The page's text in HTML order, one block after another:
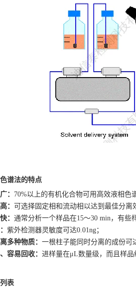
谱法的特点
： 70%以上的有机化合物可用高效液相色
：
可选择固定相和流动相以达到最佳分离
： 通常分析一个样品在15～30 min，有些
紫外检测器灵敏度可达0.01ng；
多种物质： 一根柱子能同时分离的成份可
容易回收： 进样量在μL数量级，而且样品
表